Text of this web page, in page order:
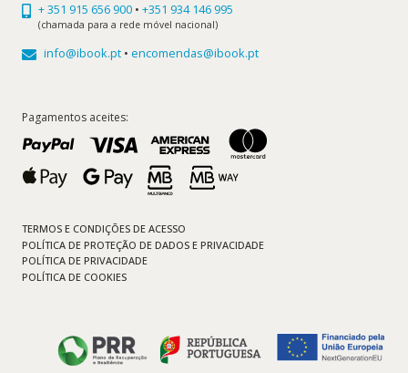
+ 351 915 656 900 • +351 934 146 995
(chamada para a rede móvel nacional)
info@ibook.pt • encomendas@ibook.pt
Pagamentos aceites:
TERMOS E CONDIÇÕES DE ACESSO
POLÍTICA DE PROTEÇÃO DE DADOS E PRIVACIDADE
POLÍTICA DE PRIVACIDADE
POLÍTICA DE COOKIES